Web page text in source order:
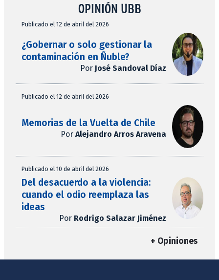
OPINIÓN UBB
Publicado el 12 de abril del 2026
¿Gobernar o solo gestionar la
contaminación en Ñuble?
Por José Sandoval Díaz
Publicado el 12 de abril del 2026
Memorias de la Vuelta de Chile
Por Alejandro Arros Aravena
Publicado el 10 de abril del 2026
Del desacuerdo a la violencia:
cuando el odio reemplaza las
ideas
Por Rodrigo Salazar Jiménez
+ Opiniones